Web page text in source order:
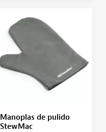
Manoplas de pulido
StewMac